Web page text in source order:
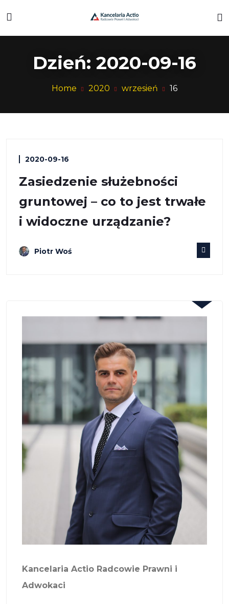
Dzień: 2020-09-16
Home 2020 wrzesień 16
2020-09-16
Zasiedzenie służebności
gruntowej – co to jest trwałe
i widoczne urządzanie?
Piotr Woś
Kancelaria Actio Radcowie Prawni i
Adwokaci